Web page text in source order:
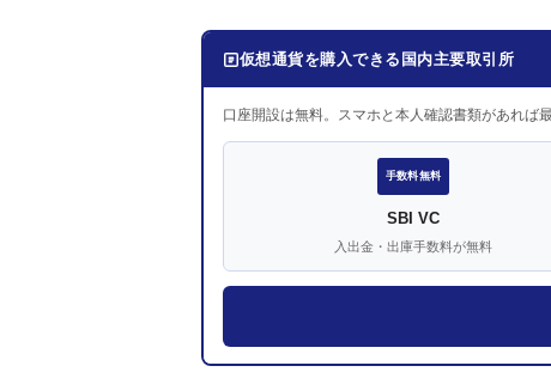
仮想通貨を購入できる国内主要取引所
口座開設は無料。スマホと本人確認書類があれば
手数料無料
SBI VC
入出金・出庫手数料が無料